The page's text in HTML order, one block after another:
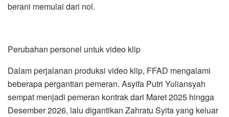
berani memulai dari nol.
Perubahan personel untuk video klip
Dalam perjalanan produksi video klip, FFAD mengalami
beberapa pergantian pemeran. Asyifa Putri Yuliansyah
sempat menjadi pemeran kontrak dari Maret 2025 hingga
Desember 2026, lalu digantikan Zahratu Syita yang keluar